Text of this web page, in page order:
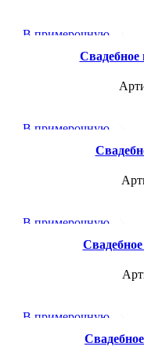
В примерочную
Добавить в избранное
Свадебное
В примерочную
Добавить в избранное
В примерочную
Добавить в избранное
В примерочную
Добавить в избранное